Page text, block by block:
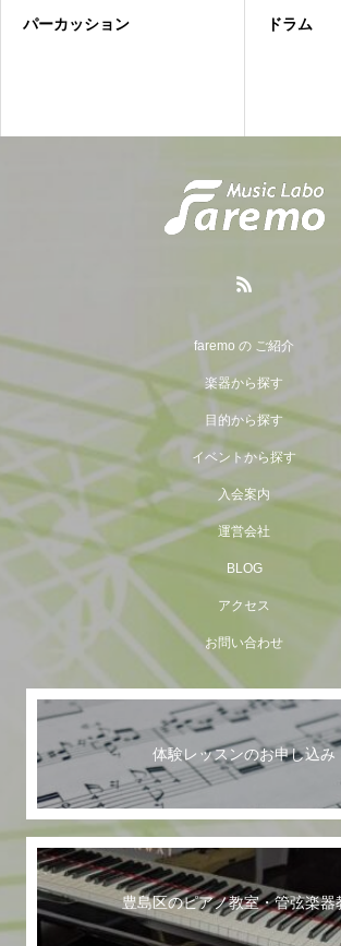
パーカッション ドラム
faremo の ご紹介
楽器から探す
目的から探す
イベントから探す
入会案内
運営会社
BLOG
アクセス
お問い合わせ
体験レッスンのお申し込み
豊島区のピアノ教室・管弦楽器